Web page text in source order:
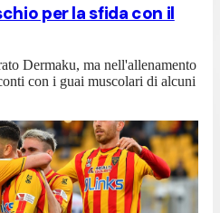
per la sfida con il
Dermaku, ma nell'allenamento
con i guai muscolari di alcuni